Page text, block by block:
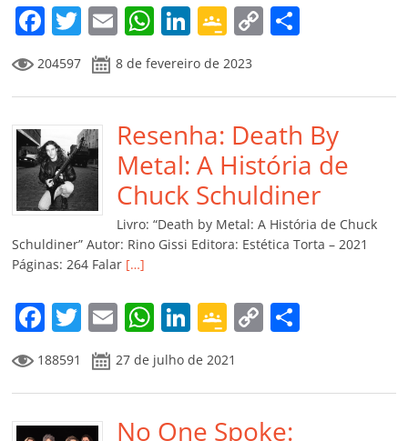
F
a
c
e
b
o
o
k
T
w
itt
er
E
m
ai
l
W
at
s
A
p
p
Li
k
e
dI
n
G
o
o
gl
e
Cl
a
ss
ro
m
C
y
Li
n
k
p
ar
til
h
ar
204597 8 de fevereiro de 2023
Resenha: Death By
Metal: A História de
Chuck Schuldiner
Livro: “Death by Metal: A História de Chuck
Schuldiner” Autor: Rino Gissi Editora: Estética Torta – 2021
Páginas: 264 Falar […]
F
a
c
e
T
w
itt
er
E
m
ai
l
W
h
at
s
Li
n
k
e
G
o
o
gl
C
y p
188591 27 de julho de 2021
No One Spoke: